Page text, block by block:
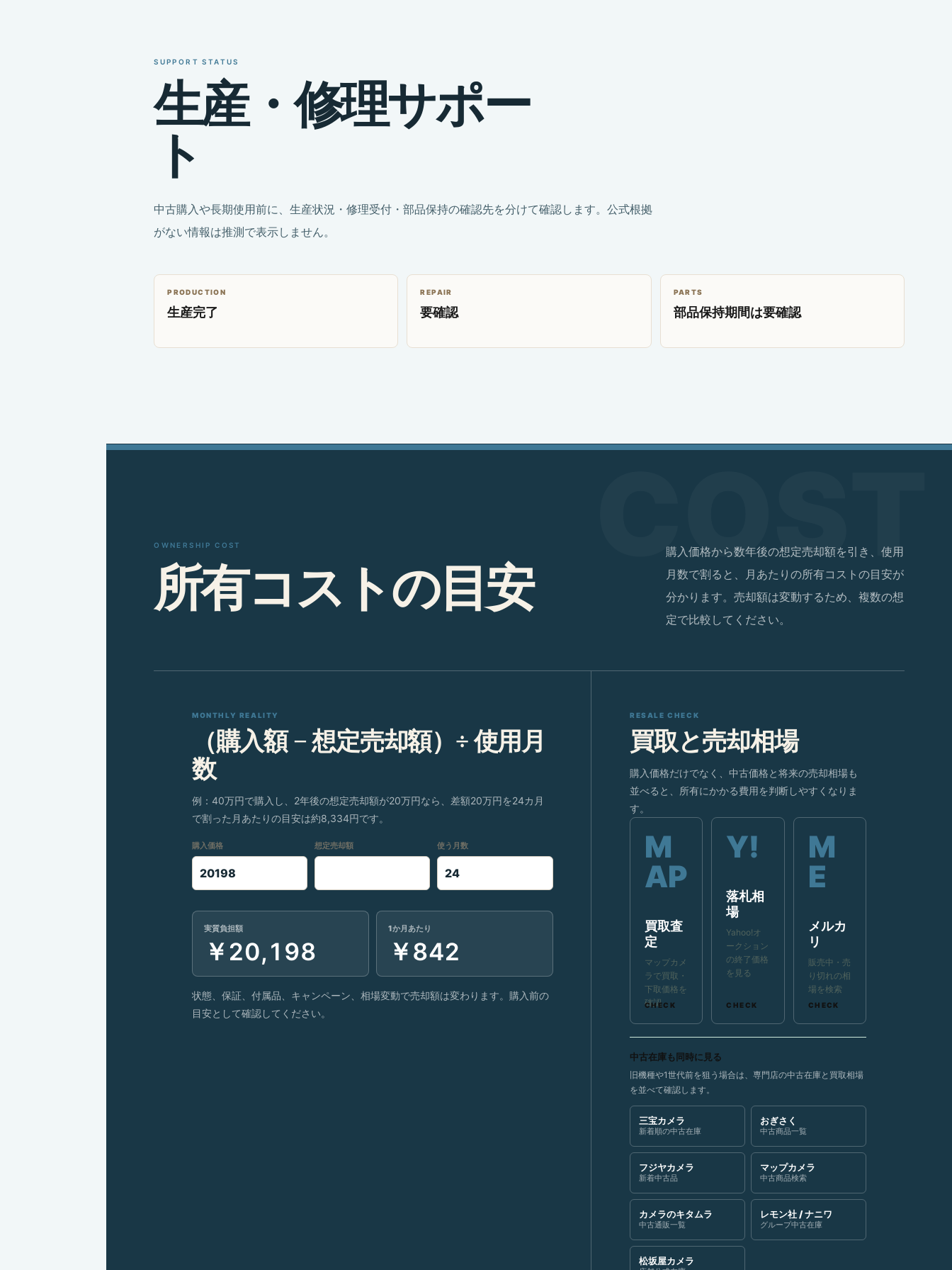
SUPPORT STATUS
生産・修理サポー
ト
中古購入や長期使用前に、生産状況・修理受付・部品保持の確認先を分けて確認します。公式根拠
がない情報は推測で表示しません。
PRODUCTION
生産完了
REPAIR
要確認
PARTS
部品保持期間は要確認
OWNERSHIP COST
所有コス トの目 安
購入価格から数年後の想定売却額を引き、使用
月数で割ると、月あたりの所有コストの目安が
分かります。売却額は変動するため、複数の想
定で比較してください。
MONTHLY REALITY
（購入額 − 想定売却額）÷ 使用月
数
例：40万円で購入し、2年後の想定売却額が20万円なら、差額20万円を24カ月
で割った月あたりの目安は約8,334円です。
購入価格 想定売却額 使う月数
実質負担額
￥20,198
1か月あたり
￥842
状態、保証、付属品、キャンペーン、相場変動で売却額は変わります。購入前の
目安として確認してください。
RESALE CHECK
買取と売却相場
購入価格だけでなく、中古価格と将来の売却相場も
並べると、所有にかかる費用を判断しやすくなりま
す。
買取査
定
マップカメ
ラで買取・
下取価格を
確認
落札相
場
Yahoo!オ
ークション
の終了価格
を見る
メルカ
リ
販売中・売
り切れの相
場を検索
中古在庫も同時に見る
旧機種や1世代前を狙う場合は、専門店の中古在庫と買取相場
を並べて確認します。
三宝カメラ
新着順の中古在庫
おぎさく
中古商品一覧
フジヤカメラ
新着中古品
マップカメラ
中古商品検索
カメラのキタムラ
中古通販一覧
レモン社 / ナニワ
グループ中古在庫
松坂屋カメラ